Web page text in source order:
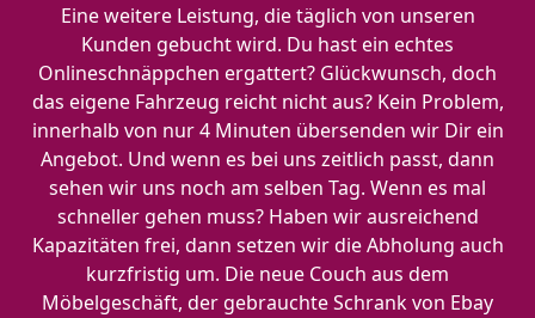
Eine weitere Leistung, die täglich von unseren
Kunden gebucht wird. Du hast ein echtes
Onlineschnäppchen ergattert? Glückwunsch, doch
das eigene Fahrzeug reicht nicht aus? Kein Problem,
innerhalb von nur 4 Minuten übersenden wir Dir ein
Angebot. Und wenn es bei uns zeitlich passt, dann
sehen wir uns noch am selben Tag. Wenn es mal
schneller gehen muss? Haben wir ausreichend
Kapazitäten frei, dann setzen wir die Abholung auch
kurzfristig um. Die neue Couch aus dem
Möbelgeschäft, der gebrauchte Schrank von Ebay